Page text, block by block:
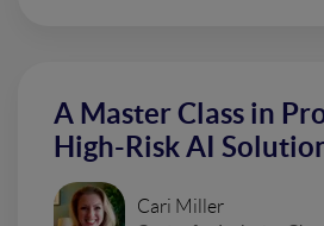
A Master Class in
High-Risk AI
Cari Miller